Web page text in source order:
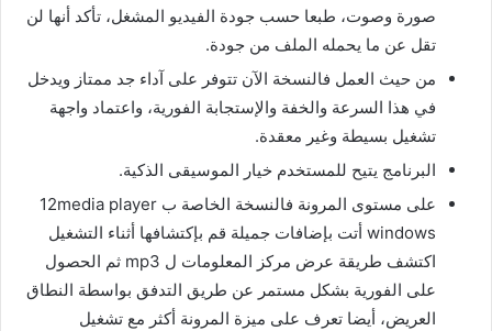
صورة وصوت، طبعا حسب جودة الفيديو المشغل، تأكد أنها لن
تقل عن ما يحمله الملف من جودة.
من حيث العمل فالنسخة الآن تتوفر على آداء جد ممتاز ويدخل
في هذا السرعة والخفة والإستجابة الفورية، واعتماد واجهة
تشغيل بسيطة وغير معقدة.
البرنامج يتيح للمستخدم خيار الموسيقى الذكية.
على مستوى المرونة فالنسخة الخاصة ب 12media player
windows أتت بإضافات جميلة قم بإكتشافها أثناء التشغيل
اكتشف طريقة عرض مركز المعلومات ل mp3 ثم الحصول
على الفورية بشكل مستمر عن طريق التدفق بواسطة النطاق
العريض، أيضا تعرف على ميزة المرونة أكثر مع تشغيل